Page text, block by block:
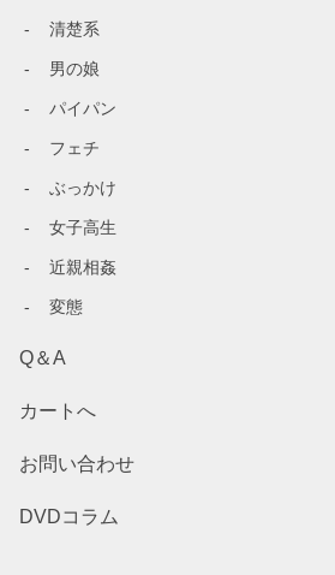
清楚系
男の娘
パイパン
フェチ
ぶっかけ
女子高生
近親相姦
変態
Q＆A
カートへ
お問い合わせ
DVDコラム